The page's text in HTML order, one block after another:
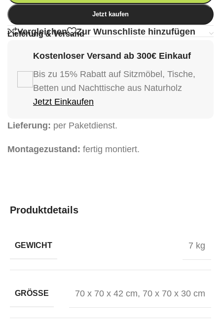
Jetzt kaufen
Vergleichen Zur Wunschliste hinzufügen
Lieferung & Versand
Kostenloser Versand ab 300€ Einkauf
Bis zu 15% Rabatt auf Sitzmöbel, Tische,
Betten und Nachttische aus Naturholz
Jetzt Einkaufen
Lieferung: per Paketdienst.
Montagezustand: fertig montiert.
Produktdetails
GEWICHT 7 kg
GRÖSSE 70 x 70 x 42 cm, 70 х 70 х 30 cm